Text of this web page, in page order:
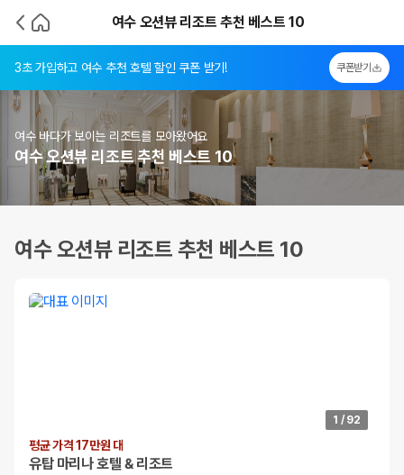
여수 오션뷰 리조트 추천 베스트 10
3초 가입하고 여수 추천 호텔 할인 쿠폰 받기! 쿠폰받기
여수 바다가 보이는 리조트를 모아왔어요
여수 오션뷰 리조트 추천 베스트 10
여수 오션뷰 리조트 추천 베스트 10
1 / 92
평균 가격 17만원 대
유탑 마리나 호텔 & 리조트